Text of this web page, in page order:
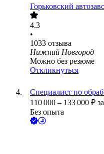
Горьковский
4.3
•
1033 отзыва
Нижний Новгород
Можно без резюме
Откликнуться
Специалист по
110 000 – 133 000 ₽
Без опыта